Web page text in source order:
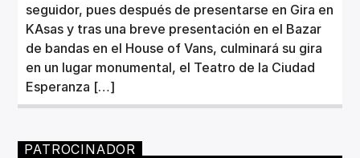
seguidor, pues después de presentarse en Gira en
KAsas y tras una breve presentación en el Bazar
de bandas en el House of Vans, culminará su gira
en un lugar monumental, el Teatro de la Ciudad
Esperanza […]
PATROCINADOR